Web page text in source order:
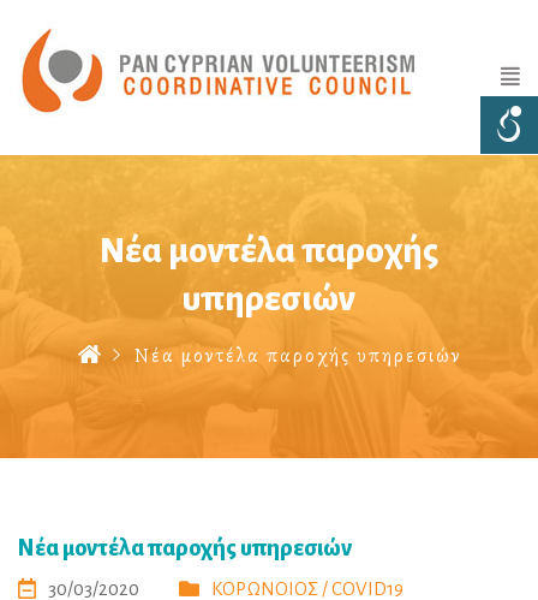
Νέα μοντέλα παροχής
υπηρεσιών
Νέα μοντέλα παροχής υπηρεσιών
Νέα μοντέλα παροχής υπηρεσιών
30/03/2020 ΚΟΡΩΝΟΙΟΣ / COVID19